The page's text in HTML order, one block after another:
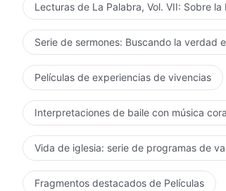
Lecturas de La Palabra, Vol. VII: Sobre
Serie de sermones: Buscando la verdad
Películas de experiencias de vivencias
Interpretaciones de baile con música
Vida de iglesia: serie de programas de
Fragmentos destacados de Películas